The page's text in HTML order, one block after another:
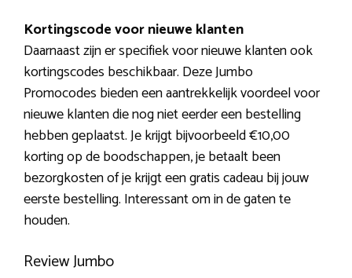
Kortingscode voor nieuwe klanten
Daarnaast zijn er specifiek voor nieuwe klanten ook
kortingscodes beschikbaar. Deze Jumbo
Promocodes bieden een aantrekkelijk voordeel voor
nieuwe klanten die nog niet eerder een bestelling
hebben geplaatst. Je krijgt bijvoorbeeld €10,00
korting op de boodschappen, je betaalt been
bezorgkosten of je krijgt een gratis cadeau bij jouw
eerste bestelling. Interessant om in de gaten te
houden.
Review Jumbo